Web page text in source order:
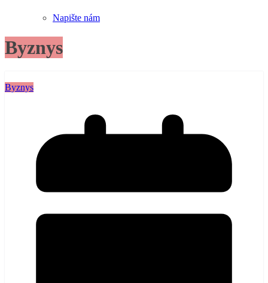
Napište nám
Byznys
Byznys